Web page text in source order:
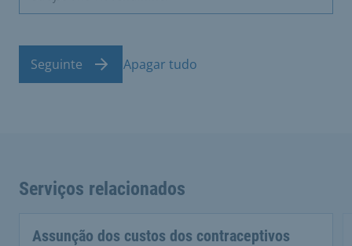
Seguinte Apagar tudo
Serviços relacionados
Assunção dos custos dos contraceptivos